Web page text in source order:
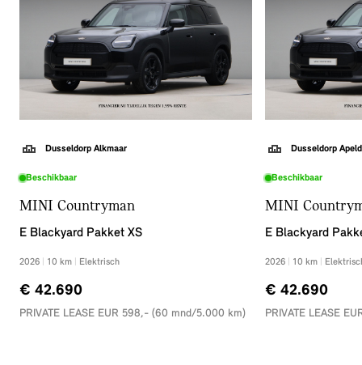
Dusseldorp Alkmaar
Beschikbaar
MINI Countryman
E Blackyard Pakket XS
2026 10 km Elektrisch
€ 42.690
PRIVATE LEASE EUR 598,- (60 mnd/5.000 km)
Dusseldorp
Beschikbaar
MINI
E Blackyard
2026 10 km
€ 42.690
PRIVATE LEASE